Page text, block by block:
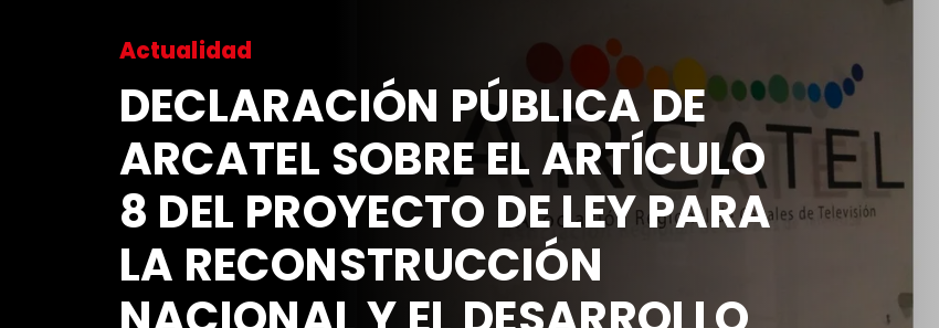
Actualidad
DECLARACIÓN PÚBLICA DE
ARCATEL SOBRE EL ARTÍCULO
8 DEL PROYECTO DE LEY PARA
LA RECONSTRUCCIÓN